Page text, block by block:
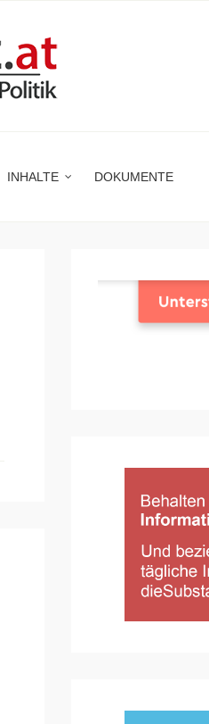
INHALTE DOKUMENTE